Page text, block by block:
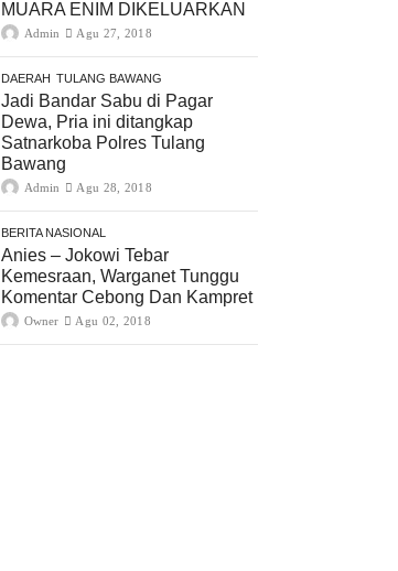
MUARA ENIM DIKELUARKAN
Admin Agu 27, 2018
DAERAH TULANG BAWANG
Jadi Bandar Sabu di Pagar
Dewa, Pria ini ditangkap
Satnarkoba Polres Tulang
Bawang
Admin Agu 28, 2018
BERITA NASIONAL
Anies – Jokowi Tebar
Kemesraan, Warganet Tunggu
Komentar Cebong Dan Kampret
Owner Agu 02, 2018